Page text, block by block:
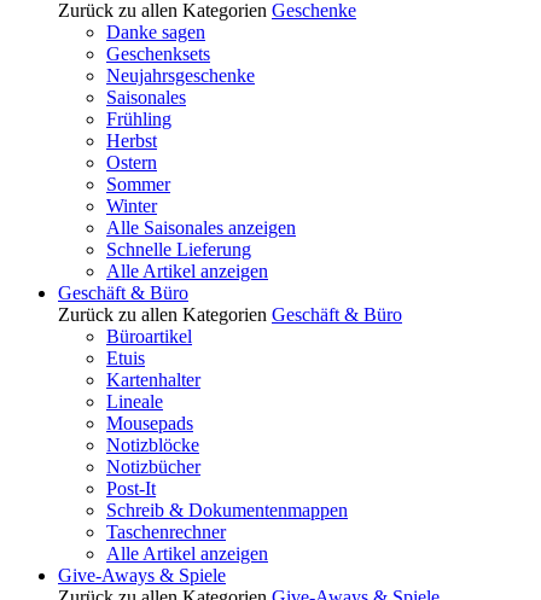
Zurück zu allen Kategorien Geschenke
Danke sagen
Geschenksets
Neujahrsgeschenke
Saisonales
Frühling
Herbst
Ostern
Sommer
Winter
Alle Saisonales anzeigen
Schnelle Lieferung
Alle Artikel anzeigen
Geschäft & Büro
Zurück zu allen Kategorien Geschäft & Büro
Büroartikel
Etuis
Kartenhalter
Lineale
Mousepads
Notizblöcke
Notizbücher
Post-It
Schreib & Dokumentenmappen
Taschenrechner
Alle Artikel anzeigen
Give-Aways & Spiele